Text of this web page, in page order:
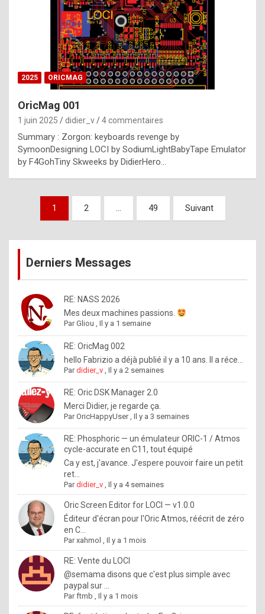
t
p
h
o
n
y
l
e
x
a
%
a
d
e
b
y
R
o
l
e
.
I
f
y
u
w
a
2025 ORICMAG
OricMag 001
1 juin 2025 didier_v 4 commentaires
Summary : Zorgon: keyboards revenge by
SymoonDesigning LOCI by SodiumLightBabyTape Emulator
by F4GohTiny Skweeks by DidierHero…
Pagination
publications
1 2 … 49 Suivant
Derniers Messages
RE: NASS 2026
Mes deux machines passions.
ParGliou ,Il y a 1 semaine
RE: OricMag 002
hello Fabrizio a déjà publié il y a 10 ans. Il a réce...
Pardidier_v ,Il y a 2 semaines
RE: Oric DSK Manager 2.0
Merci Didier, je regarde ça.
ParOricHappyUser,Il y a 3 semaines
RE: Phosphoric — un émulateur ORIC-1 / Atmos
cycle-accurate en C11, tout équipé
Ca y est, j'avance. J'espere pouvoir faire un petit
ret...
Pardidier_v ,Il y a 4 semaines
Oric Screen Editor for LOCI — v1.0.0
Éditeur d'écran pour l'Oric Atmos, réécrit de zéro
en C...
Parxahmol ,Il y a 1 mois
RE: Vente du LOCI
@semama disons que c'est plus simple avec
paypal sur ...
Parftmb ,Il y a 1 mois